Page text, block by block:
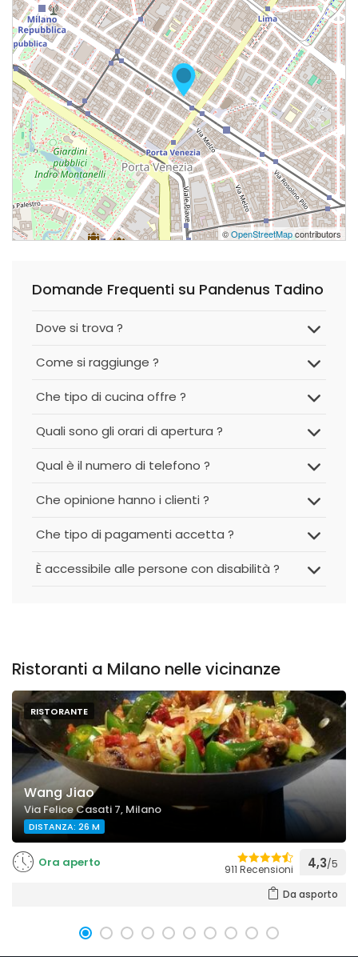
©OpenStreetMapcontributors
Domande Frequenti su Pandenus Tadino
Dove si trova ?
Come si raggiunge ?
Che tipo di cucina offre ?
Quali sono gli orari di apertura ?
Qual è il numero di telefono ?
Che opinione hanno i clienti ?
Che tipo di pagamenti accetta ?
È accessibile alle persone con disabilità ?
Ristoranti a Milano nelle vicinanze
RISTORANTE
Wang Jiao
Via Felice Casati 7, Milano
DISTANZA: 26 M
Ora aperto 911 Recensioni 4,3/5
Da asporto